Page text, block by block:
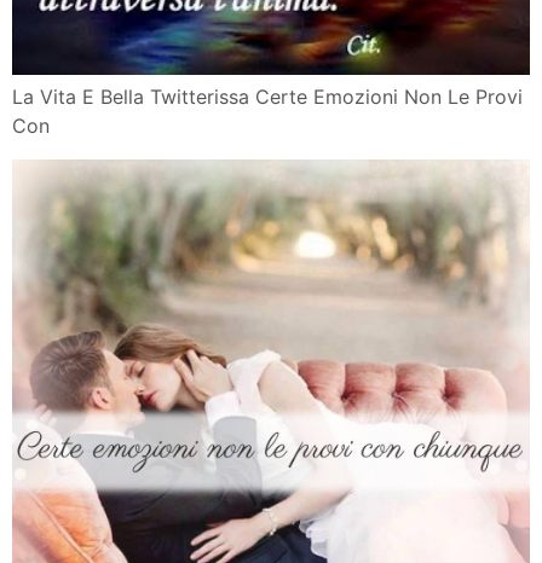
La Vita E Bella Twitterissa Certe Emozioni Non Le Provi
Con